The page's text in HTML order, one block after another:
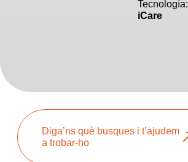
Tecnología:
iCare
Diga’ns què busques i t’ajudem
a trobar-ho